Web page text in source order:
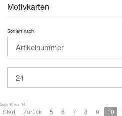
Motivkarten
Sortiert nach
Seite 10 von 14
Start Zurück 5 6 7 8 9 10